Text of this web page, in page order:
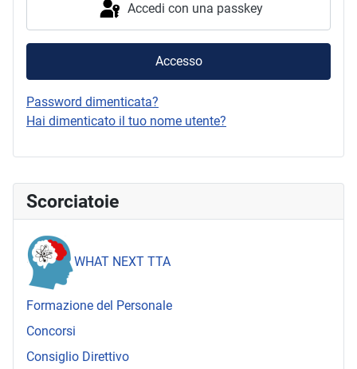
Scorciatoie
WHAT NEXT TTA
Formazione del Personale
Concorsi
Consiglio Direttivo
Accedi con una passkey
Accesso
Password dimenticata?
Hai dimenticato il tuo nome utente?